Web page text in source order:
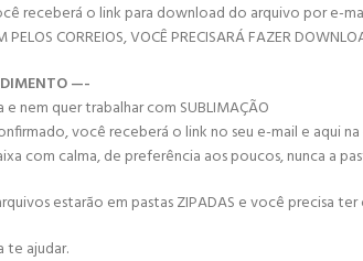
receberá o link para download do arquivo por e-
CORREIOS, VOCÊ PRECISARÁ FAZER
—-
nem quer trabalhar com SUBLIMAÇÃO
você receberá o link no seu e-mail e aqui
com calma, de preferência aos poucos, nunca a
estarão em pastas ZIPADAS e você
te ajudar.